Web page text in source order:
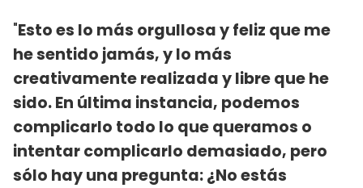
"Esto es lo más orgullosa y feliz que me
he sentido jamás, y lo más
creativamente realizada y libre que he
sido. En última instancia, podemos
complicarlo todo lo que queramos o
intentar complicarlo demasiado, pero
sólo hay una pregunta: ¿No estás